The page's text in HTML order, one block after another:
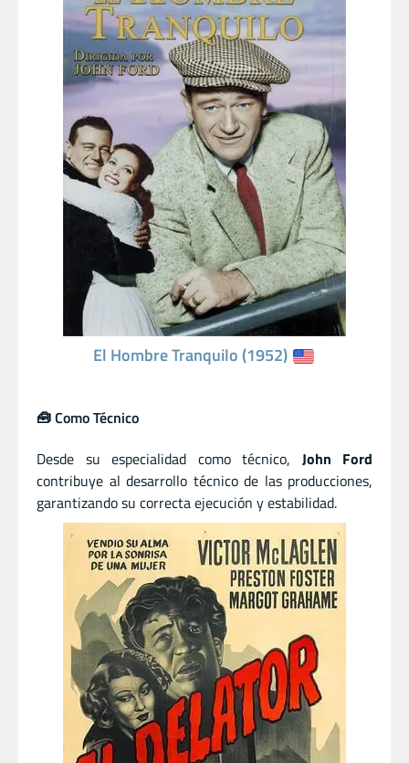
El Hombre Tranquilo (1952)
🧰 Como Técnico
Desde su especialidad como técnico, John Ford
contribuye al desarrollo técnico de las producciones,
garantizando su correcta ejecución y estabilidad.